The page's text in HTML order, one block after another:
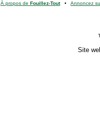
À propos de Fouillez-Tout• Annoncez
Site